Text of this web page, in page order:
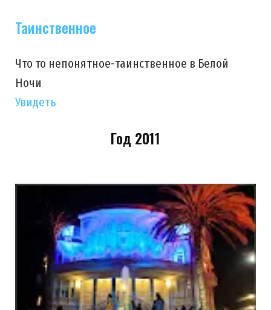
Таинственное
Что то непонятное-таинственное в Белой
Ночи
Увидеть
Год 2011